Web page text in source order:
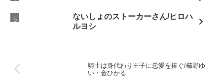
ないしょのストーカーさん/ヒロハ
ルヨシ
騎士は身代わり王子に忠愛を捧ぐ/櫛野ゆ
い・金ひかる